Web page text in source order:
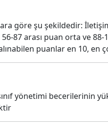
göre şu şekildedir:
56-87 arası puan orta ve
puanlar en 10, en
yönetimi becerilerinin